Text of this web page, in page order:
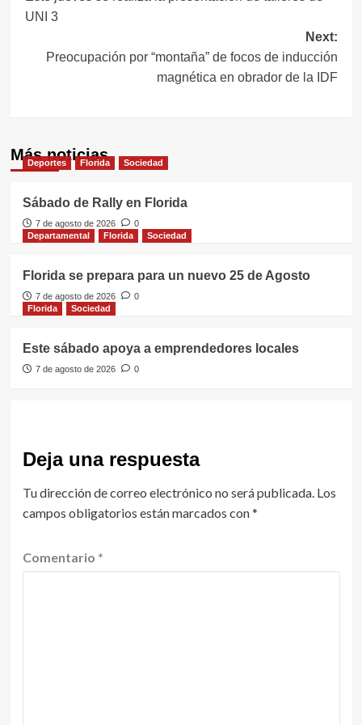
de
UNI 3
Next:
Preocupación por “montaña” de focos de inducción
magnética en obrador de la IDF
Más noticias
Deportes Florida Sociedad
Sábado de Rally en Florida
7 de agosto de 2026
0
Departamental
Florida Sociedad
Florida se prepara para un nuevo 25 de Agosto
7 de agosto de 2026
0
Florida
Sociedad
Este sábado apoya a emprendedores locales
7 de agosto de 2026 0
Deja una respuesta
Tu dirección de correo electrónico no será publicada. Los
campos obligatorios están marcados con*
Comentario *